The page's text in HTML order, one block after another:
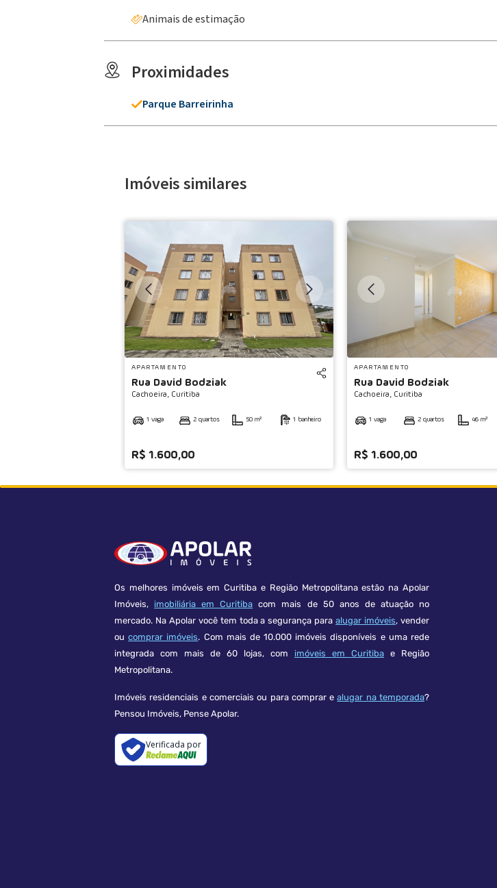
Animais de estimação
Proximidades
Parque Barreirinha
Imóveis similares
APARTAMENTO
Rua David Bodziak
Cachoeira, Curitiba
1 vaga 2 quartos 50 m² 1 banheiro
R$ 1.600,00
APARTAMENTO
Rua David Bodziak
Cachoeira, Curitiba
1 vaga 2 quartos 46 m²
R$ 1.600,00
Os melhores imóveis em Curitiba e Região Metropolitana estão na Apolar
Imóveis, imobiliária em Curitiba com mais de 50 anos de atuação no
mercado. Na Apolar você tem toda a segurança paraalugar imóveis, vender
oucomprar imóveis. Com mais de 10.000 imóveis disponíveis e uma rede
integrada com mais de 60 lojas, com imóveis em Curitiba e Região
Metropolitana.
Imóveis residenciais e comerciais ou para comprar ealugar na temporada?
Pensou Imóveis, Pense Apolar.
Verificada por